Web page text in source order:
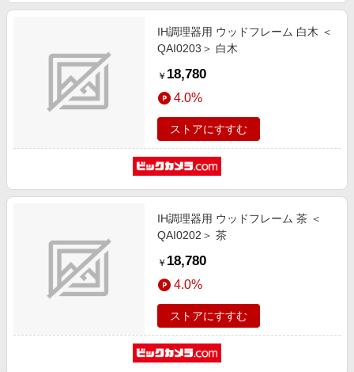
IH調理器用 ウッドフレーム 白木 ＜
QAI0203＞ 白木
￥ 18,780
4.0%
ストアにすすむ
IH調理器用 ウッドフレーム 茶 ＜
QAI0202＞ 茶
￥ 18,780
4.0%
ストアにすすむ